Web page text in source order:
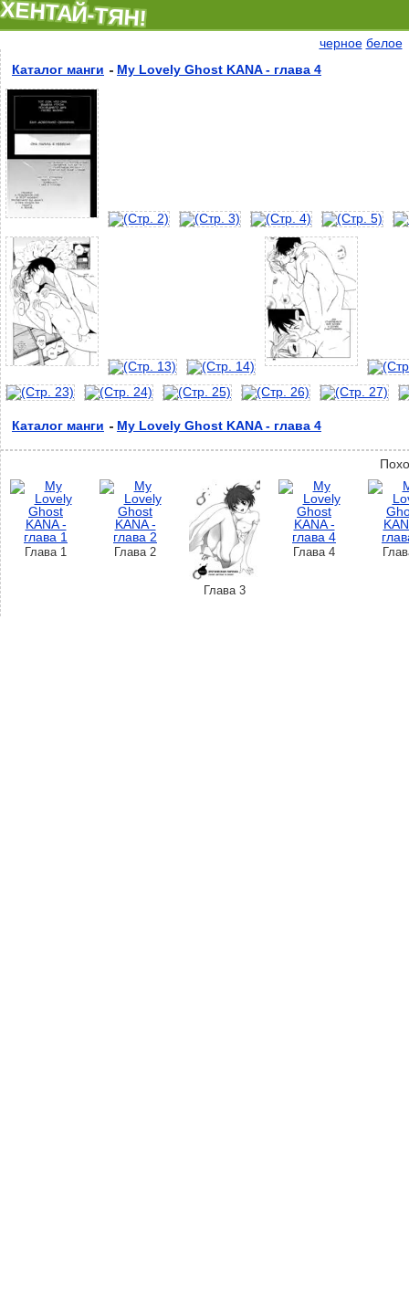
ХЕНТАЙ-ТЯН!
черное белое
Каталог манги
My Lovely Ghost KANA - глава 4
Каталог манги My Lovely Ghost KANA - глава 4
Глава 1 Глава 2
Глава 3
Глава 4